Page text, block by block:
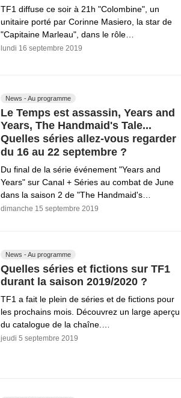
TF1 diffuse ce soir à 21h "Colombine", un
unitaire porté par Corinne Masiero, la star de
"Capitaine Marleau", dans le rôle…
lundi 16 septembre 2019
News - Au programme
Le Temps est assassin, Years and
Years, The Handmaid's Tale...
Quelles séries allez-vous regarder
du 16 au 22 septembre ?
Du final de la série événement "Years and
Years" sur Canal + Séries au combat de June
dans la saison 2 de "The Handmaid's…
dimanche 15 septembre 2019
News - Au programme
Quelles séries et fictions sur TF1
durant la saison 2019/2020 ?
TF1 a fait le plein de séries et de fictions pour
les prochains mois. Découvrez un large aperçu
du catalogue de la chaîne.…
jeudi 5 septembre 2019